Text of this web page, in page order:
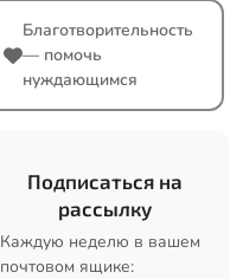
Благотворительность
— помочь
нуждающимся
Подписаться на
рассылку
Каждую неделю в вашем
почтовом ящике: